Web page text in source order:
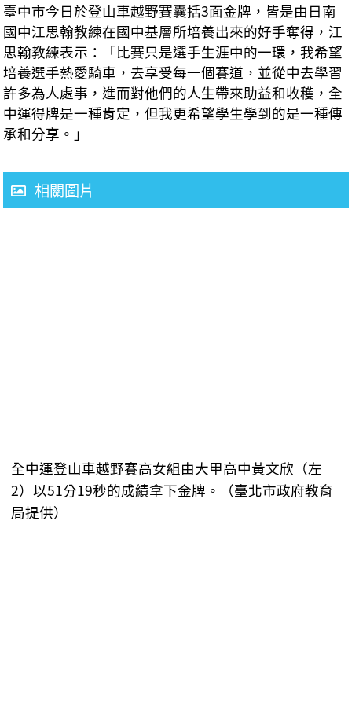
臺中市今日於登山車越野賽囊括3面金牌，皆是由日南
國中江思翰教練在國中基層所培養出來的好手奪得，江
思翰教練表示：「比賽只是選手生涯中的一環，我希望
培養選手熱愛騎車，去享受每一個賽道，並從中去學習
許多為人處事，進而對他們的人生帶來助益和收穫，全
中運得牌是一種肯定，但我更希望學生學到的是一種傳
承和分享。」
相關圖片
全中運登山車越野賽高女組由大甲高中黃文欣（左
2）以51分19秒的成績拿下金牌。（臺北市政府教育
局提供）